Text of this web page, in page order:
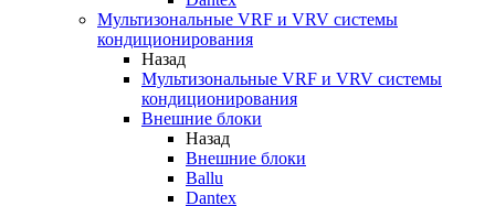
Мультизональные VRF и VRV системы
кондиционирования
Назад
Мультизональные VRF и VRV системы
кондиционирования
Внешние блоки
Назад
Внешние блоки
Ballu
Dantex